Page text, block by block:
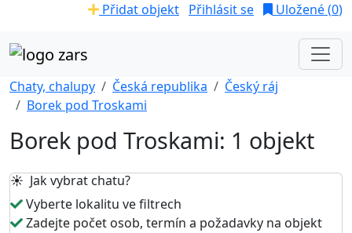
Přidat objekt Přihlásit se Uložené (0)
Chaty, chalupy Česká republika
Český ráj
Borek pod Troskami
Borek pod Troskami: 1 objekt
☀️ Jak vybrat chatu?
Vyberte lokalitu ve filtrech
Zadejte počet osob, termín a požadavky na objekt